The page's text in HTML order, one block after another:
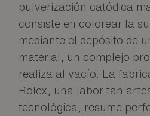
pulverización catódica
consiste en colorear la
mediante el depósito de
material, un complejo
realiza al vacío. La
Rolex, una labor tan
tecnológica, resume